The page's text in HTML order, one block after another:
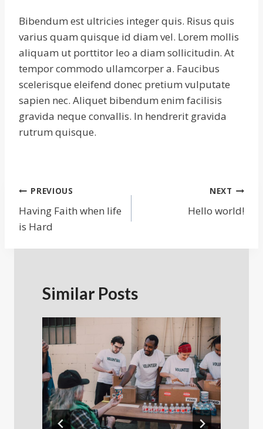
Bibendum est ultricies integer quis. Risus quis
varius quam quisque id diam vel. Lorem mollis
aliquam ut porttitor leo a diam sollicitudin. At
tempor commodo ullamcorper a. Faucibus
scelerisque eleifend donec pretium vulputate
sapien nec. Aliquet bibendum enim facilisis
gravida neque convallis. In hendrerit gravida
rutrum quisque.
Post
navigation
PREVIOUS
Having Faith when life
is Hard
NEXT
Hello world!
Similar Posts